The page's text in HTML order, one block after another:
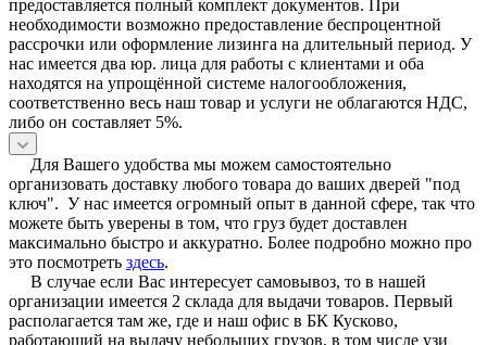
предоставляется полный комплект документов. При
необходимости возможно предоставление беспроцентной
рассрочки или оформление лизинга на длительный период. У
нас имеется два юр. лица для работы с клиентами и оба
находятся на упрощённой системе налогообложения,
соответственно весь наш товар и услуги не облагаются НДС,
либо он составляет 5%.
Для Вашего удобства мы можем самостоятельно
организовать доставку любого товара до ваших дверей "под
ключ". У нас имеется огромный опыт в данной сфере, так что
можете быть уверены в том, что груз будет доставлен
максимально быстро и аккуратно. Более подробно можно про
это посмотреть здесь.
В случае если Вас интересует самовывоз, то в нашей
организации имеется 2 склада для выдачи товаров. Первый
располагается там же, где и наш офис в БК Кусково,
работающий на выдачу небольших грузов, в том числе узи